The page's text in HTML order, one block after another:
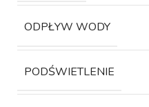
ODPŁYW WODY
PODŚWIETLENIE